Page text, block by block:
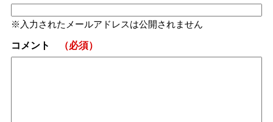
入力されたメールアドレスは公開されません
コメント （必須）